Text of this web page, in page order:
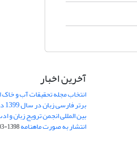
آخرین اخبار
انتخاب مجله تحقیقات آب و خاک
بین المللی انجمن ترویج زبان و
انتشار به صورت ماهنامه1398-03-27